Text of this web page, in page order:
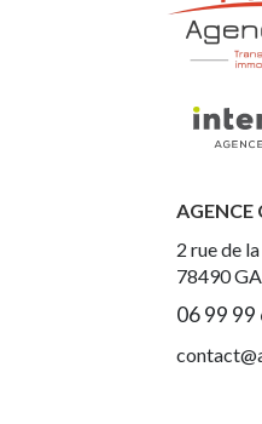
AGENCE
2 rue de
78490
06 99 99